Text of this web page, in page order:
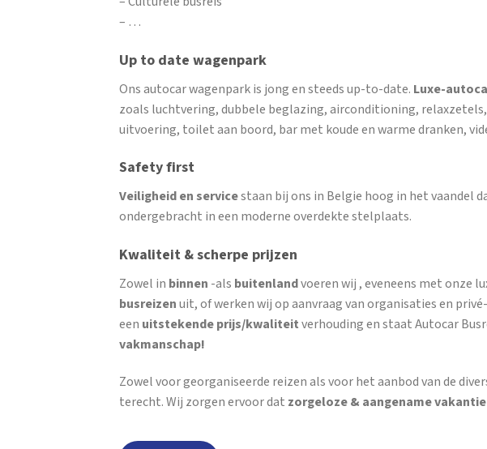
– …
Up to date wagenpark
Ons autocar wagenpark is jong en steeds up-to-date. Luxe-
zoals luchtvering, dubbele beglazing, airconditioning,
uitvoering, toilet aan boord, bar met koude en warme dranken,
Safety first
Veiligheid en servicestaan bij ons in Belgie hoog in het vaandel
ondergebracht in een moderne overdekte stelplaats.
Kwaliteit & scherpe prijzen
Zowel in binnen -als buitenlandvoeren wij , eveneens met onze
busreizenuit, of werken wij op aanvraag van organisaties en
een uitstekende prijs/kwaliteitverhouding en staat Autocar
vakmanschap!
Zowel voor georganiseerde reizen als voor het aanbod van de
terecht. Wij zorgen ervoor dat zorgeloze & aangename